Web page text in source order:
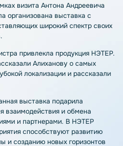
визита Антона Андреевича
организована выставка с
широкий спектр своих
привлекла продукция НЭТЕР.
Алиханову о самых
локализации и рассказали
выставка подарила
взаимодействия и обмена
и партнерами. В НЭТЕР
способствуют развитию
и созданию новых горизонтов